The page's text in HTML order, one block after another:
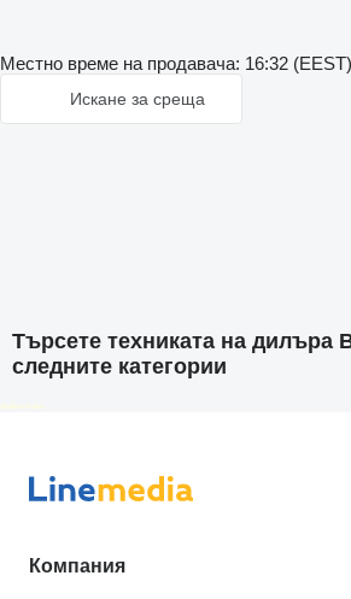
Местно време на продавача: 16:32 (EEST)
Искане за среща
Търсете техниката на дилъра
следните категории
disallow-in-dsa
Компания